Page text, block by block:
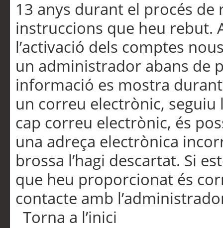
13 anys durant el procés de
instruccions que heu rebut.
l’activació dels comptes
un administrador abans de
informació es mostra
un correu electrònic,
cap correu electrònic, és
una adreça electrònica
brossa l’hagi descartat. Si
que heu proporcionat és
contacte amb
Torna a l’inici